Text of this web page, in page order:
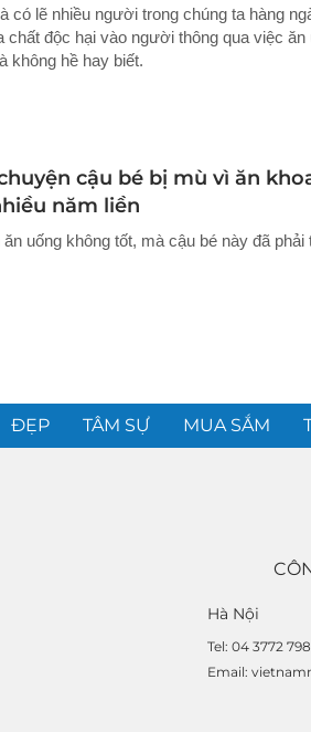
có lẽ nhiều người trong chúng ta hàng
chất độc hại vào người thông qua việc ăn
không hề hay biết.
cậu bé bị mù vì ăn
năm liền
uống không tốt, mà cậu bé này đã phải
ĐẸP TÂM SỰ MUA SẮM
Hà Nội
Tel: 04 3772
Email: